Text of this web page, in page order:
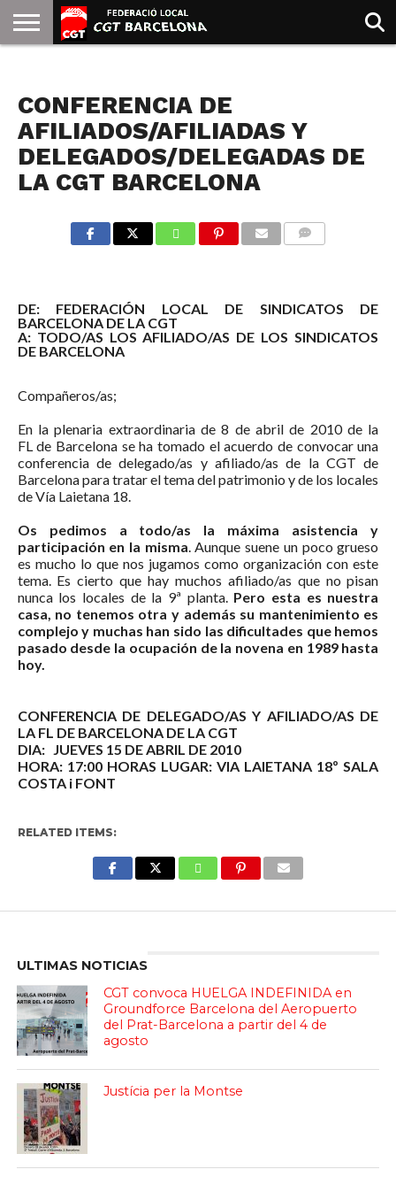
GOLDMAN
CONFERENCIA DE
AFILIADOS/AFILIADAS Y
DELEGADOS/DELEGADAS DE
LA CGT BARCELONA
DE: FEDERACIÓN LOCAL DE SINDICATOS DE
BARCELONA DE LA CGT
A: TODO/AS LOS AFILIADO/AS DE LOS SINDICATOS
DE BARCELONA
Compañeros/as;
En la plenaria extraordinaria de 8 de abril de 2010 de la
FL de Barcelona se ha tomado el acuerdo de convocar una
conferencia de delegado/as y afiliado/as de la CGT de
Barcelona para tratar el tema del patrimonio y de los locales
de Vía Laietana 18.
Os pedimos a todo/as la máxima asistencia y
participación en la misma. Aunque suene un poco grueso
es mucho lo que nos jugamos como organización con este
tema. Es cierto que hay muchos afiliado/as que no pisan
nunca los locales de la 9ª planta. Pero esta es nuestra
casa, no tenemos otra y además su mantenimiento es
complejo y muchas han sido las dificultades que hemos
pasado desde la ocupación de la novena en 1989 hasta
hoy.
CONFERENCIA DE DELEGADO/AS Y AFILIADO/AS DE
LA FL DE BARCELONA DE LA CGT
DIA:JUEVES 15 DE ABRIL DE 2010
HORA:17:00 HORAS LUGAR:VIA LAIETANA 18º SALA
COSTA i FONT
RELATED ITEMS:
ULTIMAS NOTICIAS
CGT convoca HUELGA INDEFINIDA en
Groundforce Barcelona del Aeropuerto
del Prat-Barcelona a partir del 4 de
agosto
Justícia per la Montse